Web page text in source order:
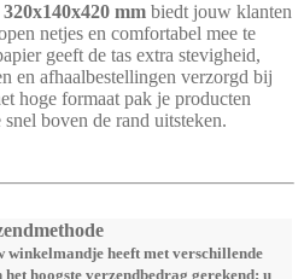
mm biedt jouw klanten
netjes en comfortabel mee te
geeft de tas extra stevigheid,
en afhaalbestellingen verzorgd bij
hoge formaat pak je producten
boven de rand uitsteken.
heeft met verschillende
hoogste verzendbedrag gerekend; u